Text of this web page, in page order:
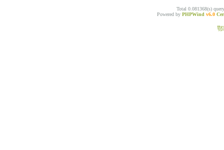
Total 0.081368(s)
Powered by PHPWind v6.0
鄂